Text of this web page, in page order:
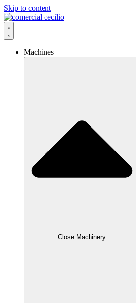
Skip to content
Machines
Close Machinery